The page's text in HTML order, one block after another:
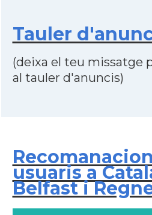
Tauler
(deixa el teu missatge
al tauler d'anuncis)
usuaris a
Belfast i